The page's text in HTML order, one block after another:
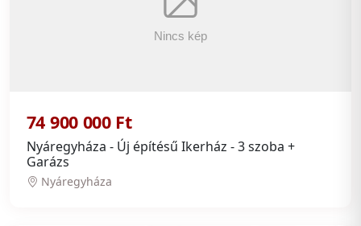
74 900 000 Ft
Nyáregyháza - Új építésű Ikerház - 3 szoba +
Garázs
Nyáregyháza